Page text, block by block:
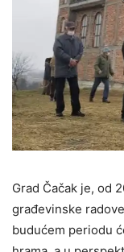
Grad Čačak je, od
građevinske
budućem periodu